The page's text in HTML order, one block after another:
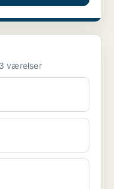
Lejlighed til salg i 6000 Kolding 3 værelser